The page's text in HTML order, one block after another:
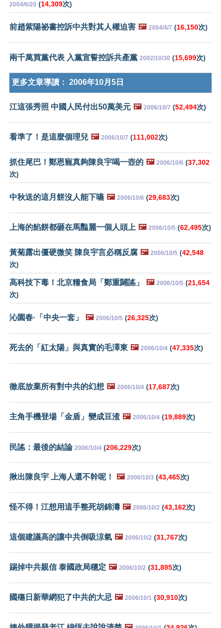
2004/6/20 (14,309次)
前趙紫陽祕書控訴中共對其人權迫害 🖼️ 2004/4/7 (16,150次)
兩千萬買黨代表 入黨宣誓控訴共產黨 2002/10/30 (15,699次)
更多文章導讀： 2006年10月5日
江這張秀照 中國人民付出50萬美元 🖼️ 2006/10/7 (52,494次)
看準了！是這麼個理兒 🖼️ 2006/10/7 (111,002次)
抓住尾巴！鄭恩寵真夠陳良宇喝一壺的 🖼️ 2006/10/6 (37,302
次)
中秋送的這月餅沒人能下嚥 🖼️ 2006/10/6 (29,683次)
上海的餡餅都砸在馬豔麗一個人頭上 🖼️ 2006/10/5 (62,495次)
黃菊露出僵硬微笑 陳良宇言必稱反腐 🖼️ 2006/10/5 (42,548
次)
高科技下毒！北京糧食局「鄭重闢謠」 🖼️ 2006/10/5 (21,654
次)
沁園春·「中央一套」 🖼️ 2006/10/5 (26,325次)
死去的「紅太陽」與真實的毛澤東 🖼️ 2006/10/4 (47,335次)
徹底放棄所有對中共的幻想 🖼️ 2006/10/4 (17,687次)
主角手機登場「金盾」變成豆渣 🖼️ 2006/10/4 (19,889次)
民謠：最後的結論 2006/10/4 (206,229次)
揪出陳良宇 上海人還不幹呢！ 🖼️ 2006/10/3 (43,465次)
怪不得！江想用這手整死胡錦濤 🖼️ 2006/10/2 (43,162次)
這個建議高的讓中共倒吸涼氣 🖼️ 2006/10/2 (31,767次)
踢掉中共親信 泰國政局穩定 🖼️ 2006/10/2 (31,895次)
國殤日新華網犯了中共的大忌 🖼️ 2006/10/1 (30,910次)